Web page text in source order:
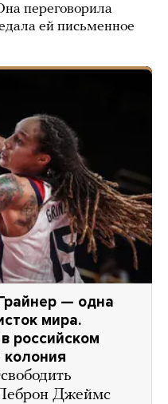
переговорила
ей письменное
— одна
мира.
российском
колония
Джеймс